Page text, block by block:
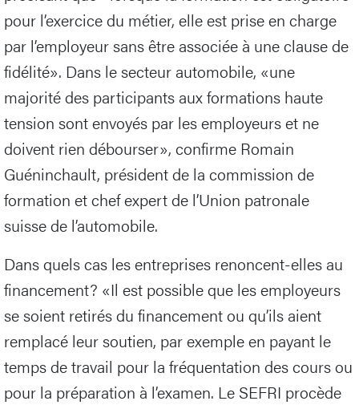
pour l’exercice du métier, elle est prise en charge
par l’employeur sans être associée à une clause de
fidélité». Dans le secteur automobile, «une
majorité des participants aux formations haute
tension sont envoyés par les employeurs et ne
doivent rien débourser», confirme Romain
Guéninchault, président de la commission de
formation et chef expert de l’Union patronale
suisse de l’automobile.
Dans quels cas les entreprises renoncent-elles au
financement? «Il est possible que les employeurs
se soient retirés du financement ou qu’ils aient
remplacé leur soutien, par exemple en payant le
temps de travail pour la fréquentation des cours ou
pour la préparation à l’examen. Le SEFRI procède